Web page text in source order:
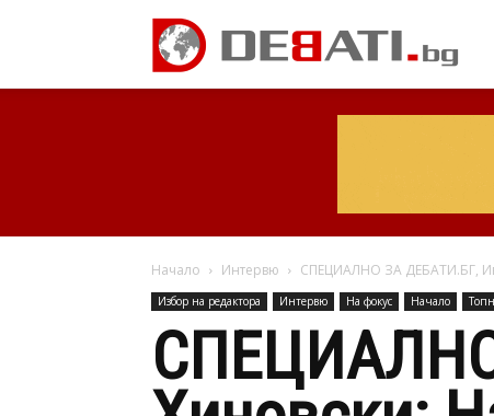
Начало Интервю СПЕЦИАЛНО ЗА ДЕБАТИ.БГ,
Избор на редактора Интервю На фокус Начало